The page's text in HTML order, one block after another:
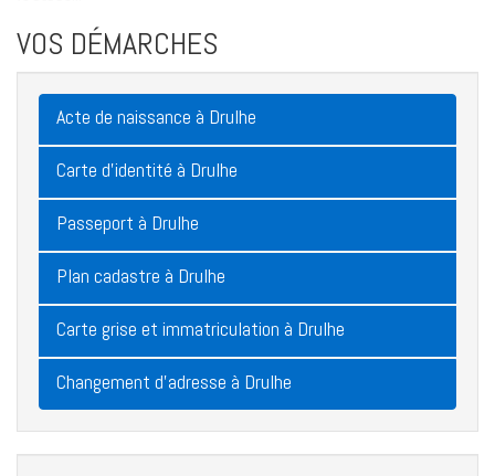
VOS DÉMARCHES
Acte de naissance à Drulhe
Carte d'identité à Drulhe
Passeport à Drulhe
Plan cadastre à Drulhe
Carte grise et immatriculation à Drulhe
Changement d'adresse à Drulhe